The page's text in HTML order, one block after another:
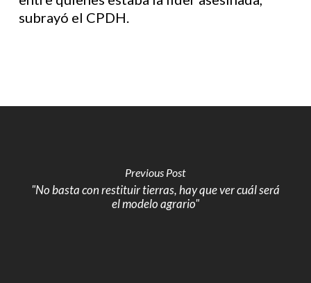
subrayó el CPDH.
Previous Post
"No basta con restituir tierras, hay que ver cuál será
el modelo agrario"